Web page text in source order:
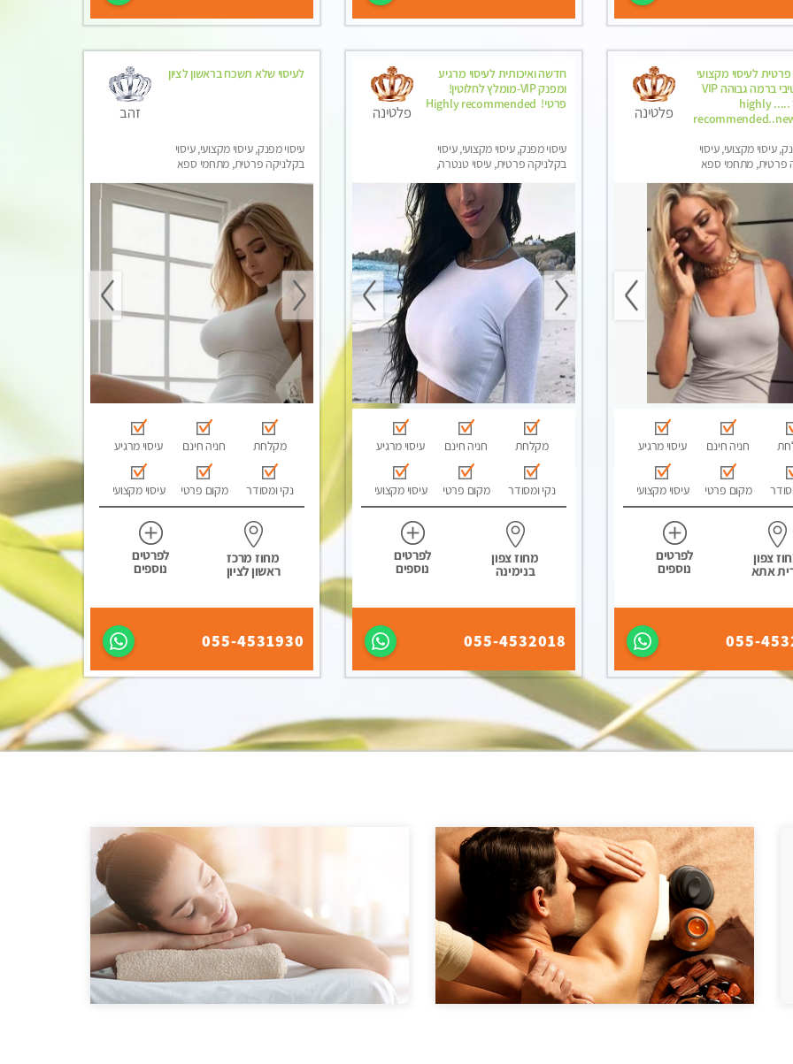
פרטית לעיסוי מקצועי
ואלטרנטיבי ברמה גבוהה VIP
תתקשר ..... highly
עיסוי מקצועי, עיסוי
פרטית, מתחמי ספא
טנטרה, עיסוי מגבר
מגבר לאישה
פלטינה
חניה חינם עיסוי מרגיע
מקום פרטי עיסוי מקצועי
צפון
אתא
לפרטים
נוספים
055-
חדשה ואיכותית לעיסוי מרגיע
ומפנק VIP-מומלץ לחלוטין!
פרטי! ​​​​​​ Highly recommended
עיסוי מפנק, עיסוי מקצועי, עיסוי
בקלניקה פרטית, עיסוי טנטרה,
פלטינה
מקלחת חניה חינם עיסוי מרגיע
נקי ומסודר מקום פרטי עיסוי מקצועי
מחוז צפון
בנימינה
לפרטים
נוספים
055-4532018
לעיסוי שלא תשכח בראשון לציון
עיסוי מפנק, עיסוי מקצועי, עיסוי
בקלניקה פרטית, מתחמי ספא
זהב
מקלחת חניה חינם עיסוי מרגיע
נקי ומסודר מקום פרטי עיסוי מקצועי
מחוז מרכז
ראשון לציון
לפרטים
נוספים
055-4531930